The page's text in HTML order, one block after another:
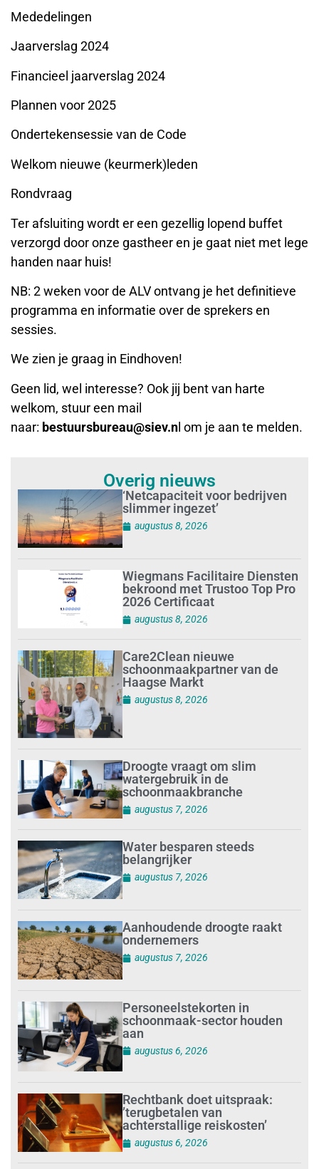
Mededelingen
Jaarverslag 2024
Financieel jaarverslag 2024
Plannen voor 2025
Ondertekensessie van de Code
Welkom nieuwe (keurmerk)leden
Rondvraag
Ter afsluiting wordt er een gezellig lopend buffet
verzorgd door onze gastheer en je gaat niet met lege
handen naar huis!
NB: 2 weken voor de ALV ontvang je het definitieve
programma en informatie over de sprekers en
sessies.
We zien je graag in Eindhoven!
Geen lid, wel interesse? Ook jij bent van harte
welkom, stuur een mail
naar: bestuursbureau@siev.nl om je aan te melden.
Overig nieuws
‘Netcapaciteit voor bedrijven
slimmer ingezet’
augustus 8, 2026
Wiegmans Facilitaire Diensten
bekroond met Trustoo Top Pro
2026 Certificaat
augustus 8, 2026
Care2Clean nieuwe
schoonmaakpartner van de
Haagse Markt
augustus 8, 2026
Droogte vraagt om slim
watergebruik in de
schoonmaakbranche
augustus 7, 2026
Water besparen steeds
belangrijker
augustus 7, 2026
Aanhoudende droogte raakt
ondernemers
augustus 7, 2026
Personeelstekorten in
schoonmaak-sector houden
aan
augustus 6, 2026
Rechtbank doet uitspraak:
’terugbetalen van
achterstallige reiskosten’
augustus 6, 2026